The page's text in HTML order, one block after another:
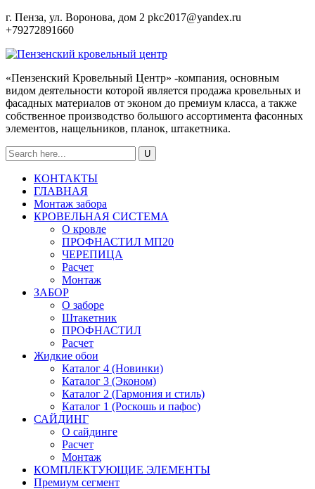
г. Пенза, ул. Воронова, дом 2 pkc2017@yandex.ru
+79272891660
«Пензенский Кровельный Центр» -компания, основным
видом деятельности которой является продажа кровельных и
фасадных материалов от эконом до премиум класса, а также
собственное производство большого ассортимента фасонных
элементов, нащельников, планок, штакетника.
КОНТАКТЫ
ГЛАВНАЯ
Монтаж забора
КРОВЕЛЬНАЯ СИСТЕМА
О кровле
ПРОФНАСТИЛ МП20
ЧЕРЕПИЦА
Расчет
Монтаж
ЗАБОР
О заборе
Штакетник
ПРОФНАСТИЛ
Расчет
Жидкие обои
Каталог 4 (Новинки)
Каталог 3 (Эконом)
Каталог 2 (Гармония и стиль)
Каталог 1 (Роскошь и пафос)
САЙДИНГ
О сайдинге
Расчет
Монтаж
КОМПЛЕКТУЮЩИЕ ЭЛЕМЕНТЫ
Премиум сегмент